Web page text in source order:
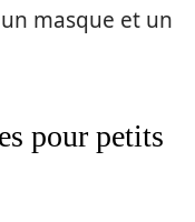
masque et un
pour petits